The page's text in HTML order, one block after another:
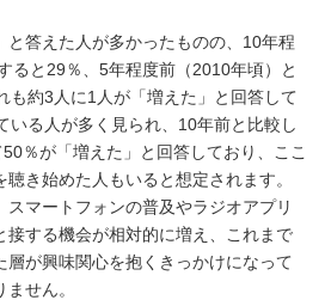
と答えた人が多かったものの、10年程
ると29％、5年程度前（2010年頃）と
も約3人に1人が「増えた」と回答して
いる人が多く見られ、10年前と比較し
％が「増えた」と回答しており、ここ
き始めた人もいると想定されます。
マートフォンの普及やラジオアプリ
接する機会が相対的に増え、これまで
層が興味関心を抱くきっかけになって
せん。